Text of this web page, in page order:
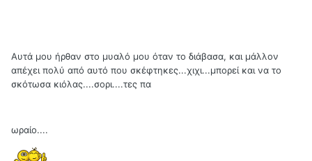
Αυτά μου ήρθαν στο μυαλό μου όταν το διάβασα, και μάλλον
απέχει πολύ από αυτό που σκέφτηκες...χιχι...μπορεί και να το
σκότωσα κιόλας....σορι....τες πα
ωραίο....